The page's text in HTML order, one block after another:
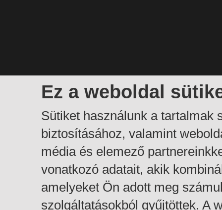
Ez a weboldal
Sütiket használunk a tartalmak
biztosításához, valamint
média és elemező
vonatkozó adatait, akik
amelyeket Ön adott meg
szolgáltatásokból gyűjtöttek. A